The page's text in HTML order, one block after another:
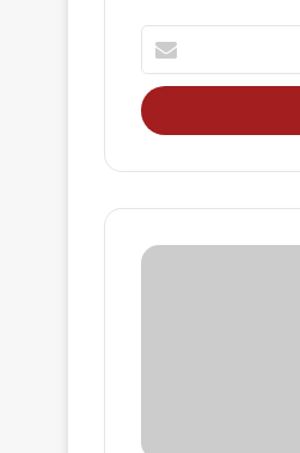
s
i
s
u